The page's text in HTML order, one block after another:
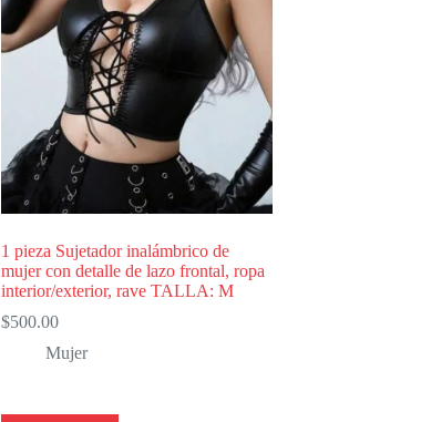
1 pieza Sujetador inalámbrico de
mujer con detalle de lazo frontal, ropa
interior/exterior, rave TALLA: M
$500.00
Mujer